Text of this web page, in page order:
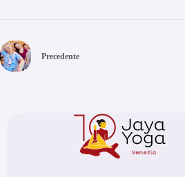
Precedente